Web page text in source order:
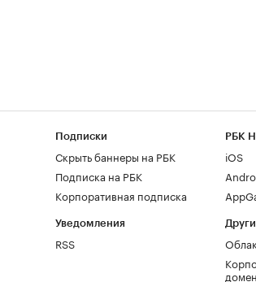
Подписки
Скрыть баннеры на РБК
Подписка на РБК
Корпоративная подписка
Уведомления
RSS
РБК
iOS